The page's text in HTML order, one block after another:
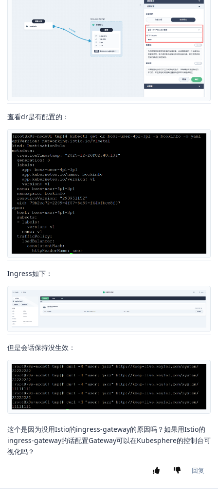
查看dr是有配置的：
Ingress如下：
但是会话保持没生效：
这个是因为没用Istio的ingress-gateway的原因吗？如果用Istio的
ingress-gateway的话配置Gateway可以在Kubesphere的控制台可
视化吗？
回复